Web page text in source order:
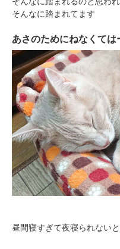
そんなに踏まれてます
あさのためにねなくては
昼間寝すぎて夜寝られない
PECOアプリ
ア